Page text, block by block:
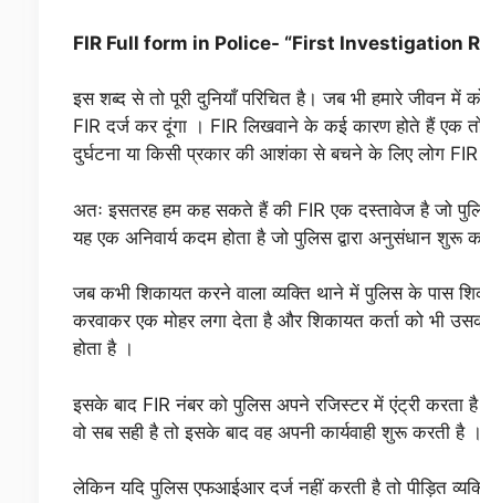
FIR Full form in Police- “First Investigation
इस शब्द से तो पूरी दुनियाँ परिचित है। जब भी हमारे जीवन
FIR दर्ज कर दूंगा । FIR लिखवाने के कई कारण होते हैं एक
दुर्घटना या किसी प्रकार की आशंका से बचने के लिए लोग
अतः इसतरह हम कह सकते हैं की FIR एक दस्तावेज है जो पुलिस
यह एक अनिवार्य कदम होता है जो पुलिस द्वारा अनुसंधान शुरू
जब कभी शिकायत करने वाला व्यक्ति थाने में पुलिस के पास
करवाकर एक मोहर लगा देता है और शिकायत कर्ता को भी
होता है ।
इसके बाद FIR नंबर को पुलिस अपने रजिस्टर में एंट्री करता
वो सब सही है तो इसके बाद वह अपनी कार्यवाही शुरू करती है ।
लेकिन यदि पुलिस एफआईआर दर्ज नहीं करती है तो पीड़ित